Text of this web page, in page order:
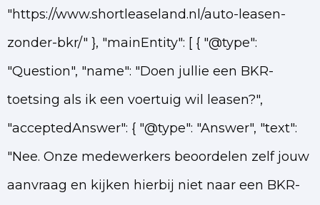
"https://www.shortleaseland.nl/auto-leasen-
zonder-bkr/" }, "mainEntity": [ { "@type":
"Question", "name": "Doen jullie een BKR-
toetsing als ik een voertuig wil leasen?",
"acceptedAnswer": { "@type": "Answer", "text":
"Nee. Onze medewerkers beoordelen zelf jouw
aanvraag en kijken hierbij niet naar een BKR-